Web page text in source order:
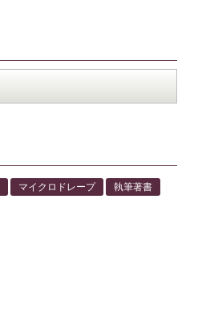
マイクロドレープ 執筆著書